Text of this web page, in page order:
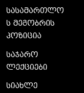
სასამართლო
ს მეგობრის
პოზიცია
საჯარო
ლექციები
სიახლე